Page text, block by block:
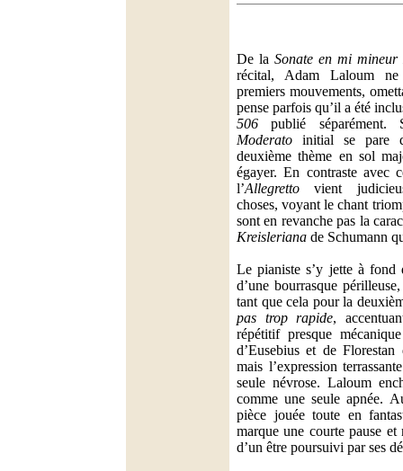
De la Sonate en mi
récital, Adam Laloum
premiers mouvements,
pense parfois qu’il a été
506 publié séparément.
Moderato initial se pare
deuxième thème en sol
égayer. En contraste avec
l’Allegretto vient
choses, voyant le chant
sont en revanche pas la
Kreisleriana de Schumann
Le pianiste s’y jette à fond
d’une bourrasque
tant que cela pour la
pas trop rapide,
répétitif presque
d’Eusebius et de
mais l’expression
seule névrose. Laloum
comme une seule apnée.
pièce jouée toute en
marque une courte pause
d’un être poursuivi par ses